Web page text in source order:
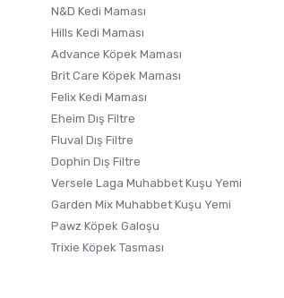
N&D Kedi Maması
Hills Kedi Maması
Advance Köpek Maması
Brit Care Köpek Maması
Felix Kedi Maması
Eheim Dış Filtre
Fluval Dış Filtre
Dophin Dış Filtre
Versele Laga Muhabbet Kuşu Yemi
Garden Mix Muhabbet Kuşu Yemi
Pawz Köpek Galoşu
Trixie Köpek Tasması